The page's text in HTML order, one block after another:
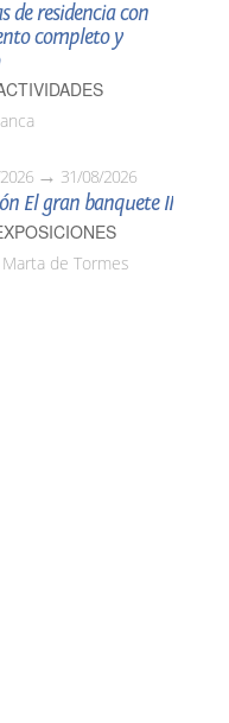
de residencia con
completo y
31/08/2026
El gran banquete II
de Tormes